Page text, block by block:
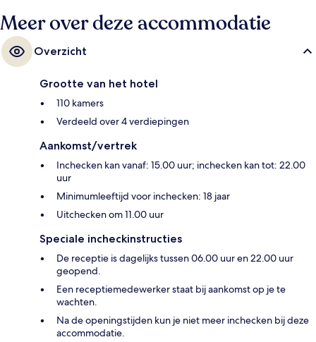
Meer over deze accommodatie
Overzicht
Grootte van het hotel
110 kamers
Verdeeld over 4 verdiepingen
Aankomst/vertrek
Inchecken kan vanaf: 15.00 uur; inchecken kan tot: 22.00
uur
Minimumleeftijd voor inchecken: 18 jaar
Uitchecken om 11.00 uur
Speciale incheckinstructies
De receptie is dagelijks tussen 06.00 uur en 22.00 uur
geopend.
Een receptiemedewerker staat bij aankomst op je te
wachten.
Na de openingstijden kun je niet meer inchecken bij deze
accommodatie.